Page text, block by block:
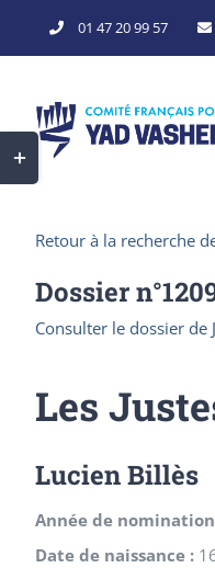
to
01 47 20 99 57
Retour à la recherche
Dossier n°
Consulter le dossier de
Les
Lucien Billès
Année de
Date de naissance :
Toggle
Sliding